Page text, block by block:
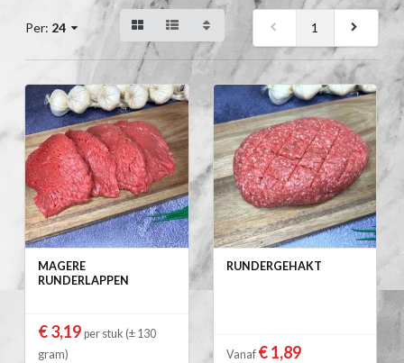
Per: 24 1
MAGERE
RUNDERLAPPEN
€ 3,19 per stuk (± 130
gram)
RUNDERGEHAKT
Vanaf € 1,89